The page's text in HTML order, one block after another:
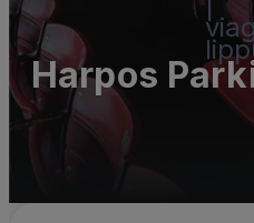
Harpos
(InActive)